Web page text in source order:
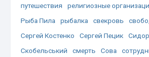
путешествия
религиозные
Рыба Пила
рыбалка свекровь
Сергей Костенко
Сергей Пецик
Скобельський
смерть Сова